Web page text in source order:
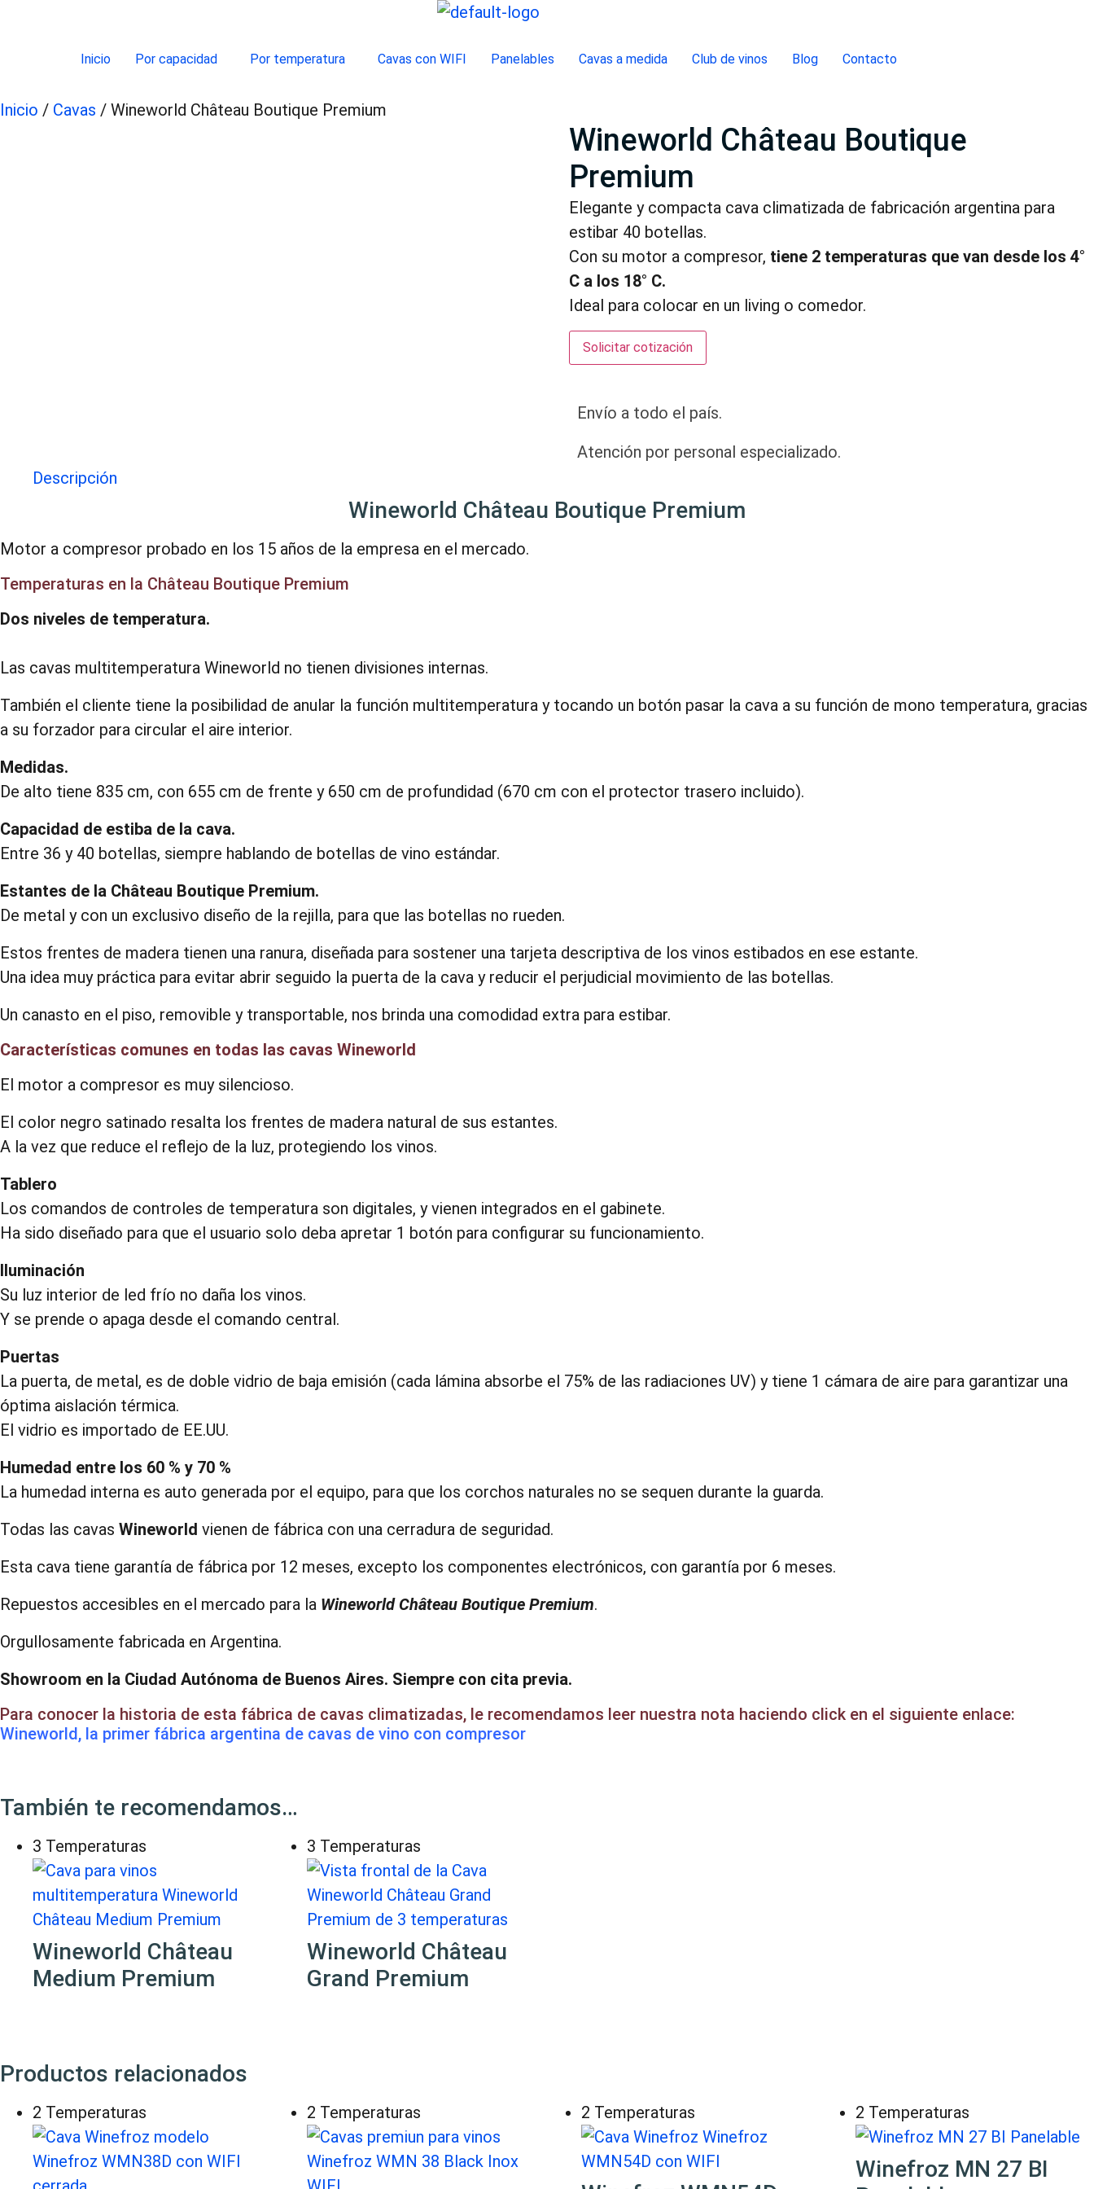
Inicio Por capacidad Por temperatura Cavas con WIFI Panelables Cavas a medida Club de vinos Blog Contacto
Inicio / Cavas / Wineworld Château Boutique Premium
Wineworld Château Boutique
Premium
Elegante y compacta cava climatizada de fabricación argentina para
estibar 40 botellas.
Con su motor a compresor, tiene 2 temperaturas que van desde los 4°
C a los 18° C.
Ideal para colocar en un living o comedor.
Solicitar cotización
Envío a todo el país.
Atención por personal especializado.
Descripción
Wineworld Château Boutique Premium
Motor a compresor probado en los 15 años de la empresa en el mercado.
Temperaturas en la Château Boutique Premium
Dos niveles de temperatura.
Las cavas multitemperatura Wineworld no tienen divisiones internas.
También el cliente tiene la posibilidad de anular la función multitemperatura y tocando un botón pasar la cava a su función de mono temperatura, gracias
a su forzador para circular el aire interior.
Medidas.
De alto tiene 835 cm, con 655 cm de frente y 650 cm de profundidad (670 cm con el protector trasero incluido).
Capacidad de estiba de la cava.
Entre 36 y 40 botellas, siempre hablando de botellas de vino estándar.
Estantes de la Château Boutique Premium.
De metal y con un exclusivo diseño de la rejilla, para que las botellas no rueden.
Estos frentes de madera tienen una ranura, diseñada para sostener una tarjeta descriptiva de los vinos estibados en ese estante.
Una idea muy práctica para evitar abrir seguido la puerta de la cava y reducir el perjudicial movimiento de las botellas.
Un canasto en el piso, removible y transportable, nos brinda una comodidad extra para estibar.
Características comunes en todas las cavas Wineworld
El motor a compresor es muy silencioso.
El color negro satinado resalta los frentes de madera natural de sus estantes.
A la vez que reduce el reflejo de la luz, protegiendo los vinos.
Tablero
Los comandos de controles de temperatura son digitales, y vienen integrados en el gabinete.
Ha sido diseñado para que el usuario solo deba apretar 1 botón para configurar su funcionamiento.
Iluminación
Su luz interior de led frío no daña los vinos.
Y se prende o apaga desde el comando central.
Puertas
La puerta, de metal, es de doble vidrio de baja emisión (cada lámina absorbe el 75% de las radiaciones UV) y tiene 1 cámara de aire para garantizar una
óptima aislación térmica.
El vidrio es importado de EE.UU.
Humedad entre los 60 % y 70 %
La humedad interna es auto generada por el equipo, para que los corchos naturales no se sequen durante la guarda.
Todas las cavas Wineworld vienen de fábrica con una cerradura de seguridad.
Esta cava tiene garantía de fábrica por 12 meses, excepto los componentes electrónicos, con garantía por 6 meses.
Repuestos accesibles en el mercado para la Wineworld Château Boutique Premium.
Orgullosamente fabricada en Argentina.
Showroom en la Ciudad Autónoma de Buenos Aires. Siempre con cita previa.
Para conocer la historia de esta fábrica de cavas climatizadas, le recomendamos leer nuestra nota haciendo click en el siguiente enlace:
Wineworld, la primer fábrica argentina de cavas de vino con compresor
También te recomendamos…
3 Temperaturas
Wineworld Château
Medium Premium
3 Temperaturas
Wineworld Château
Grand Premium
Productos relacionados
2 Temperaturas 2 Temperaturas 2 Temperaturas 2 Temperaturas
Winefroz MN 27 BI